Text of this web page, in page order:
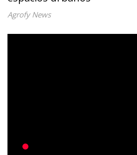
Agrofy News